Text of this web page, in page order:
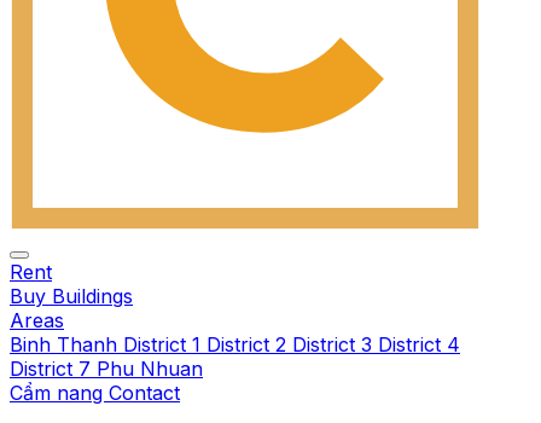
Rent
Buy Buildings
Areas
Binh Thanh District 1 District 2 District 3 District 4
District 7 Phu Nhuan
Cẩm nang Contact